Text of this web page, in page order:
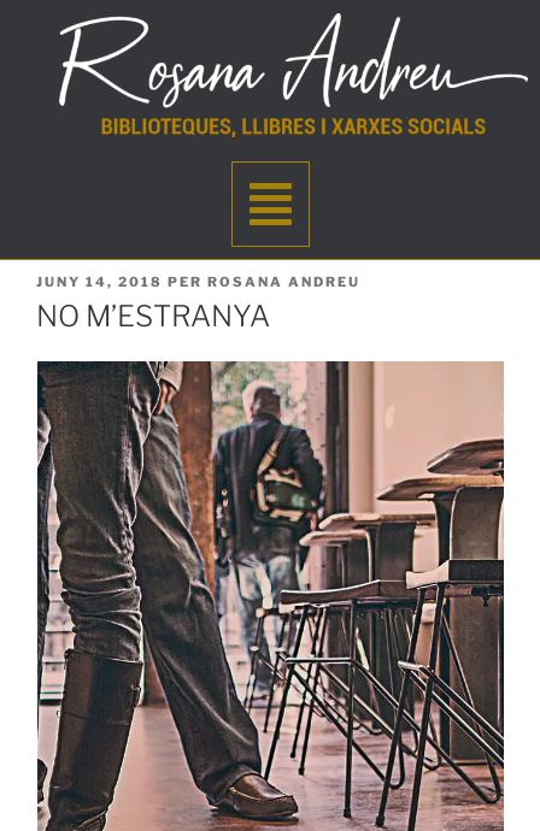
JUNY 14, 2018 PER ROSANA ANDREU
NO M’ESTRANYA